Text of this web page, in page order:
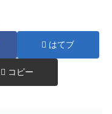
はてブ
コピー